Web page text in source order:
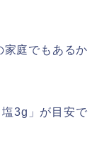
家庭でもあるか
3g」が目安で